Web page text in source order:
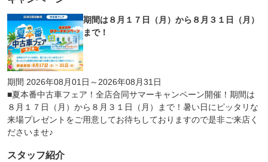
期間は８月１７日（月）から８月３１日（月）
まで！
期間 2026年08月01日～2026年08月31日
■夏本番中古車フェア！全店合同サマーキャンペーン開催！期間は
８月１７日（月）から８月３１日（月）まで！暑い日にピッタリな
来場プレゼントをご用意してお待ちしておりますので是非ご来店く
ださいませ♪
スタッフ紹介